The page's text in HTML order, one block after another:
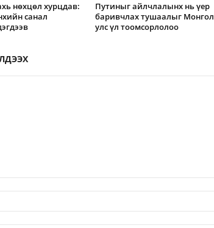
нөхцөл хурцдав:
санал
Путиныг айлчлалынх нь үер
баривчлах тушаалыг Монгол
улс үл тоомсорлолоо